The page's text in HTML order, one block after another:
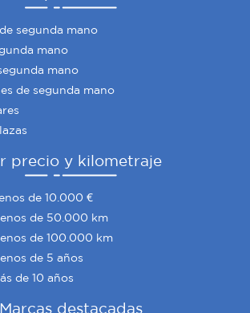
segunda mano
mano
mano
de segunda mano
precio y kilometraje
de 10.000 €
de 50.000 km
de 100.000 km
de 5 años
de 10 años
Marcas destacadas